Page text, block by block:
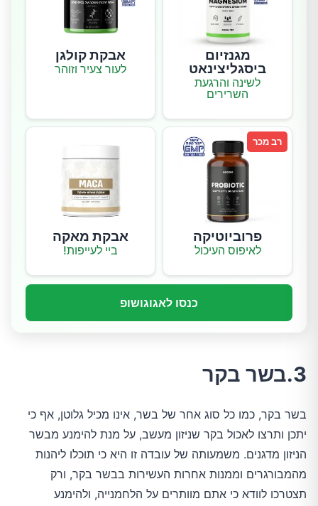
מגנזיום
ביסגליצינאט
לשינה והרגעת
השרירים
אבקת קולגן
לעור צעיר וזוהר
רב מכר
פרוביוטיקה
לאיפוס העיכול
אבקת מאקה
ביי לעייפות!
כנסו לאגוגושופ
3.בשר בקר
בשר בקר, כמו כל סוג אחר של בשר, אינו מכיל גלוטן, אף כי
יתכן ותרצו לאכול בקר שניזון מעשב, על מנת להימנע מבשר
הניזון מדגנים. משמעותה של עובדה זו היא כי תוכלו ליהנות
מהמבורגרים וממנות אחרות העשירות בבשר בקר, ורק
תצטרכו לוודא כי אתם מוותרים על הלחמנייה, ולהימנע